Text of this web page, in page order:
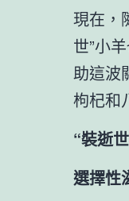
現在，
世”小
助這波
枸杞和
“裝逝
選擇性